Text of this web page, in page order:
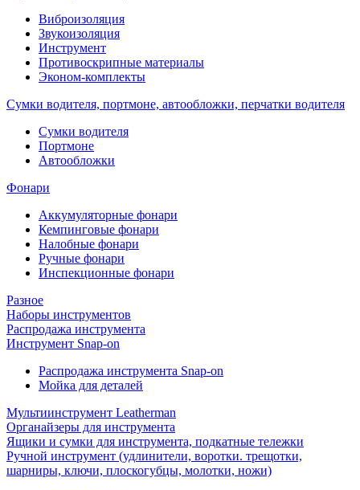
Виброизоляция
Звукоизоляция
Инструмент
Противоскрипные материалы
Эконом-комплекты
Сумки водителя, портмоне, автообложки, перчатки водителя
Cумки водителя
Портмоне
Автообложки
Фонари
Аккумуляторные фонари
Кемпинговые фонари
Налобные фонари
Ручные фонари
Инспекционные фонари
Разное
Наборы инструментов
Распродажа инструмента
Инструмент Snap-on
Распродажа инструмента Snap-on
Мойка для деталей
Мультиинструмент Leatherman
Органайзеры для инструмента
Ящики и сумки для инструмента, подкатные тележки
Ручной инструмент (удлинители, воротки. трещотки,
шарниры, ключи, плоскогубцы, молотки, ножи)